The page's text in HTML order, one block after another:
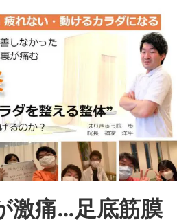
激痛…足底筋膜